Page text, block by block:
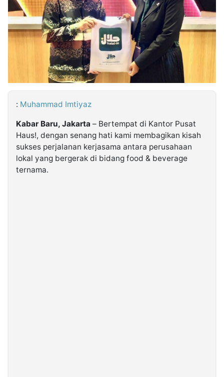
Insight
NTB
Suara
Time
Lens
IDN
Daily
Jogja
Jalan
Rakyat
Idealita
News
Kita
Notice
Dinamikapost.com
Radar
Baru
Seedbacklink
: Muhammad Imtiyaz
Kabar Baru, Jakarta – Bertempat di Kantor Pusat
Haus!, dengan senang hati kami membagikan kisah
sukses perjalanan kerjasama antara perusahaan
lokal yang bergerak di bidang food & beverage
ternama.